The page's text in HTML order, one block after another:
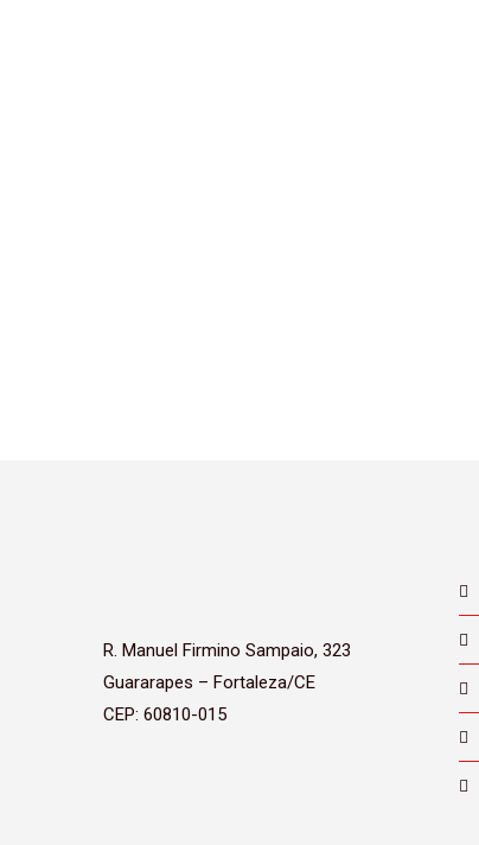
R. Manuel Firmino Sampaio, 323
Guararapes – Fortaleza/CE
CEP: 60810-015